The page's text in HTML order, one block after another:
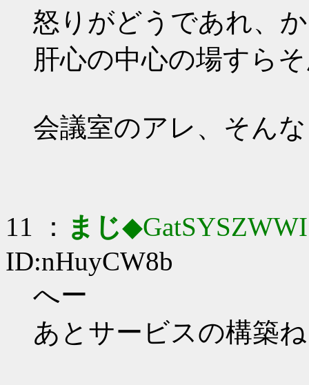
怒りがどうであれ、か
肝心の中心の場すら
会議室のアレ、そん
11 ： まじ◆GatSYSZWWI
ID:nHuyCW8b
へー
あとサービスの構築